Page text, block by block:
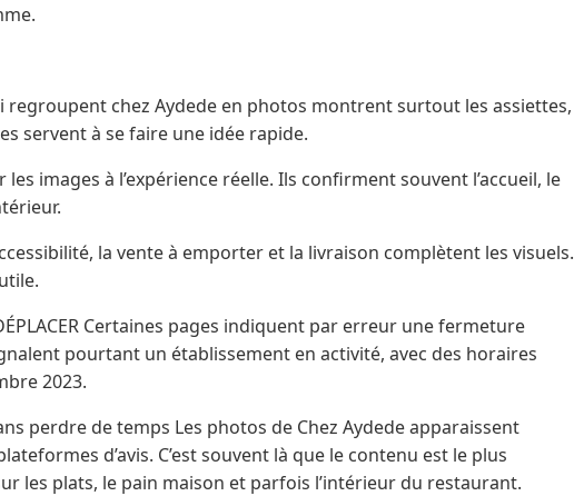
regroupent chez Aydede en photos montrent surtout les assiettes,
servent à se faire une idée rapide.
les images à l’expérience réelle. Ils confirment souvent l’accueil, le
la vente à emporter et la livraison complètent les visuels.
DÉPLACER Certaines pages indiquent par erreur une fermeture
pourtant un établissement en activité, avec des horaires
2023.
perdre de temps Les photos de Chez Aydede apparaissent
d’avis. C’est souvent là que le contenu est le plus
les plats, le pain maison et parfois l’intérieur du restaurant.